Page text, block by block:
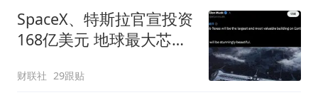
SpaceX、特斯拉官宣投资
168亿美元 地球最大芯片
财联社 29跟贴